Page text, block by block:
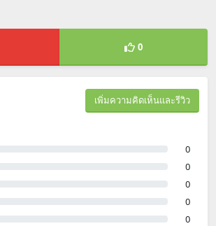
0
เพิ่มความคิดเห็นและรีวิว
0
0
0
0
0